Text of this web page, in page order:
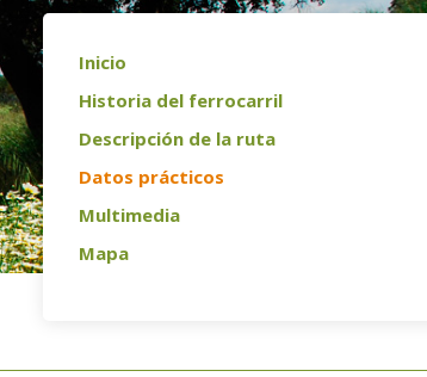
Inicio
Historia del ferrocarril
Descripción de la ruta
Datos prácticos
Multimedia
Mapa